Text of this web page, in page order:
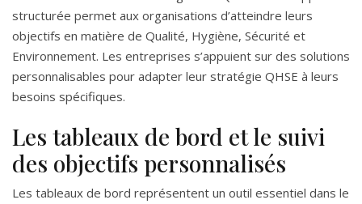
structurée permet aux organisations d’atteindre leurs
objectifs en matière de Qualité, Hygiène, Sécurité et
Environnement. Les entreprises s’appuient sur des solutions
personnalisables pour adapter leur stratégie QHSE à leurs
besoins spécifiques.
Les tableaux de bord et le suivi
des objectifs personnalisés
Les tableaux de bord représentent un outil essentiel dans le